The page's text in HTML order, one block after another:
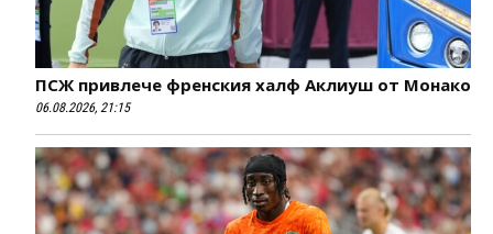
ПСЖ привлече френския халф Аклиуш от Монако
06.08.2026, 21:15